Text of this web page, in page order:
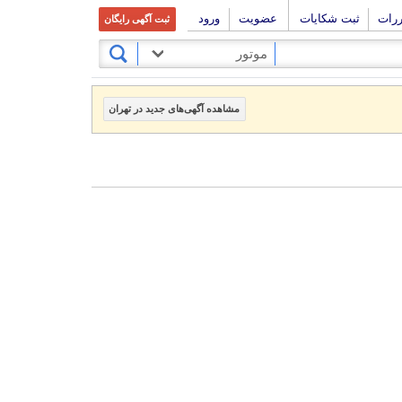
ثبت شکایات عضویت ورود ثبت آگهی رایگان
موتور
مشاهده آگهی‌های جدید در تهران